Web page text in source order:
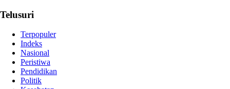
Telusuri
Terpopuler
Indeks
Nasional
Peristiwa
Pendidikan
Politik